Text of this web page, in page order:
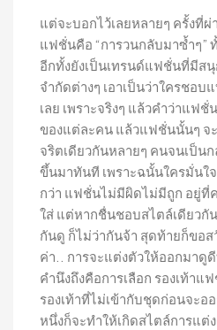
แต่จะบอกไว้เลยหลายๆ ครั้งที่
แฟชั่นคือ “การวนกลับมาซ้ำๆ”
อีกทั้งยังเป็นเทรนด์แฟชั่นที่มีส
จำกัดต่างๆ เอาเป็นว่าใครชอ
เลย เพราะจริงๆ แล้วคำว่าแฟ
ของแต่ละคน แล้วแฟชั่นนั้นๆ จ
จริตเดียวกันหลายๆ คนจนเป็น
ขึ้นมาทันที เพราะฉนั้นใครมั่น
กว่า แฟชั่นไม่มีผิดไม่มีถูก อยู่ที่
ใส่ แต่หากชื่นชอบสไตล์เดียว
กันดู ก็ไม่ว่ากันจ้า สุดท้ายก็ขอ
ค่า.. การจะแต่งตัวให้ออกมาดู
คำนึงถึงคือการเลือก รองเท้าแ
รองเท้าที่ไม่เข้ากับชุดก่อนจะอ
หนึ่งก็จะทำให้เกิดสไตล์การแต่